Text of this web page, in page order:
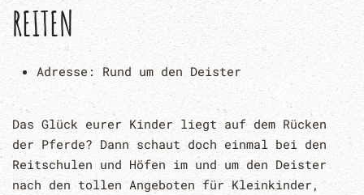
REITEN
Adresse: Rund um den Deister
Das Glück eurer Kinder liegt auf dem Rücken
der Pferde? Dann schaut doch einmal bei den
Reitschulen und Höfen im und um den Deister
nach den tollen Angeboten für Kleinkinder,